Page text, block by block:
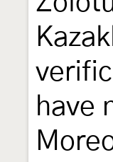
have